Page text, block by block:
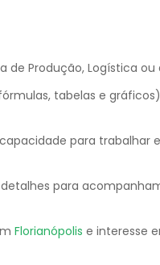
de Produção, Logística
tabelas e
para trabalhar
para
Florianópolis e interesse